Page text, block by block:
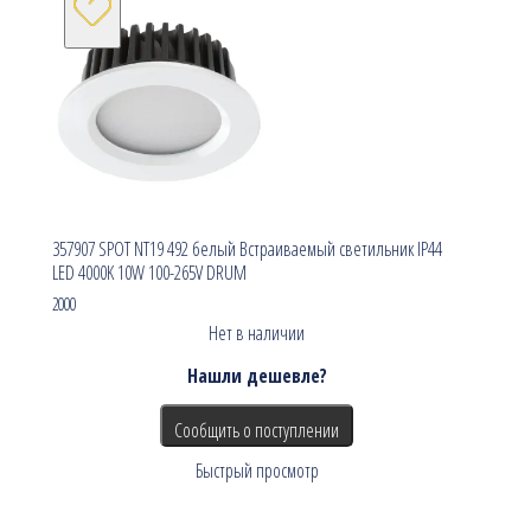
357907 SPOT NT19 492 белый Встраиваемый светильник IP44
LED 4000K 10W 100-265V DRUM
2000
Нет в наличии
Нашли дешевле?
Сообщить о поступлении
Быстрый просмотр